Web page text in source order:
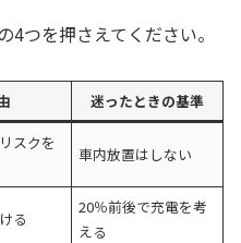
つを押さえてください。
迷ったときの基準
スクを
車内放置はしない
る
20％前後で充電を考
える